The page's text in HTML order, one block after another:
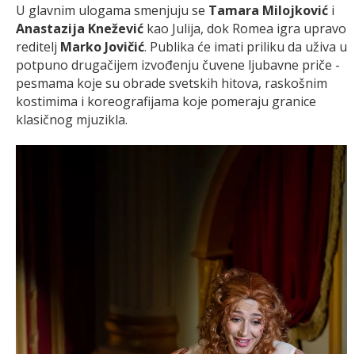
U glavnim ulogama smenjuju se Tamara Milojković i
Anastazija Knežević kao Julija, dok Romea igra upravo
reditelj Marko Jovičić. Publika će imati priliku da uživa u
potpuno drugačijem izvođenju čuvene ljubavne priče -
pesmama koje su obrade svetskih hitova, raskošnim
kostimima i koreografijama koje pomeraju granice
klasičnog mjuzikla.